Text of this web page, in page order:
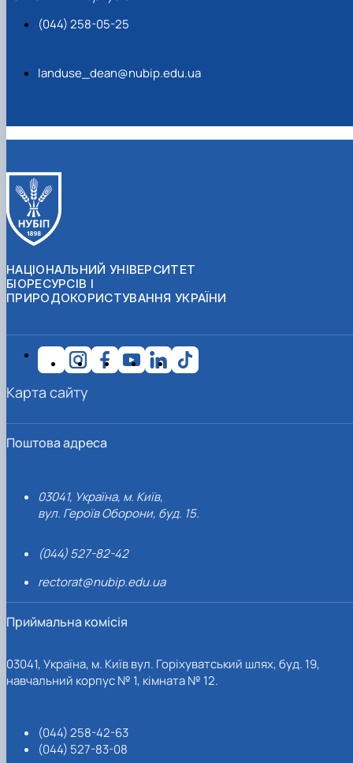
(044) 258-05-25
landuse_dean@nubip.edu.ua
НАЦІОНАЛЬНИЙ УНІВЕРСИТЕТ
БІОРЕСУРСІВ І
ПРИРОДОКОРИСТУВАННЯ УКРАЇНИ
Поштова адреса
03041, Україна, м. Київ,
вул. Героїв Оборони, буд. 15.
(044) 527-82-42
rectorat@nubip.edu.ua
Приймальна комісія
03041, Україна, м. Київ вул. Горіхуватський шлях, буд. 19,
навчальний корпус № 1, кімната № 12.
(044) 258-42-63
(044) 527-83-08
Карта сайту